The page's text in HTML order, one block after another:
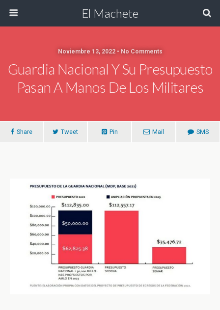
El Machete
Noviembre 13, 2022 • No Comments
Guardia Nacional Y Su Presupuesto
Pasan A Manos De Los Militares
Share Tweet Pin Mail SMS